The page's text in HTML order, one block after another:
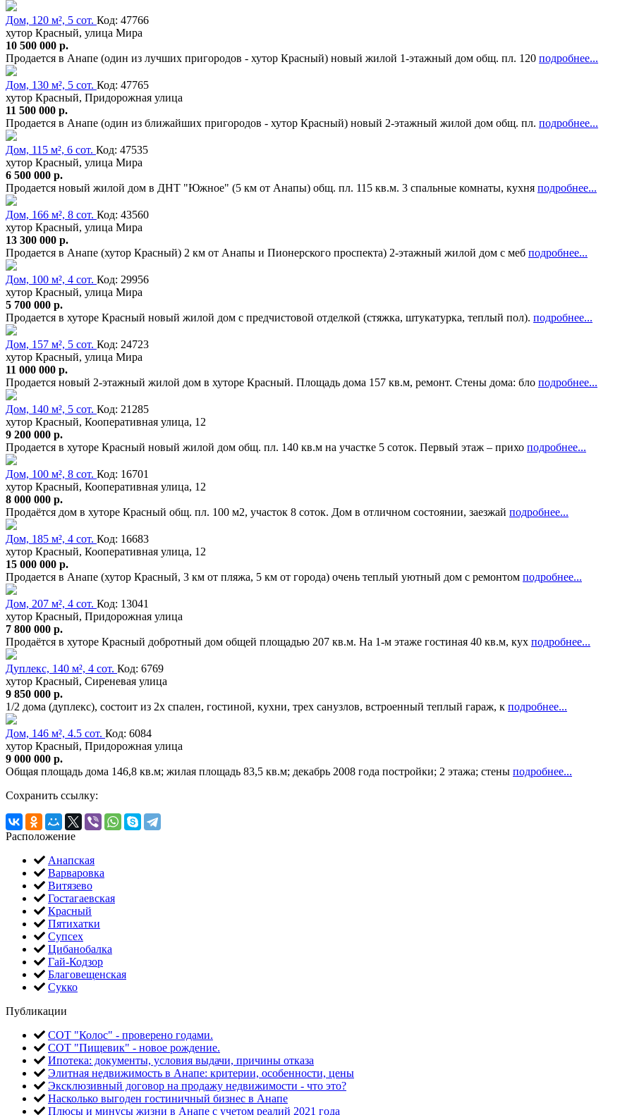
Дом, 120 м², 5 сот. Код: 47766
хутор Красный, улица Мира
10 500 000 р.
Продается в Анапе (один из лучших пригородов - хутор Красный) новый жилой 1-этажный дом общ. пл. 120 подробнее...
Дом, 130 м², 5 сот. Код: 47765
хутор Красный, Придорожная улица
11 500 000 р.
Продается в Анапе (один из ближайших пригородов - хутор Красный) новый 2-этажный жилой дом общ. пл. подробнее...
Дом, 115 м², 6 сот. Код: 47535
хутор Красный, улица Мира
6 500 000 р.
Продается новый жилой дом в ДНТ "Южное" (5 км от Анапы) общ. пл. 115 кв.м. 3 спальные комнаты, кухня подробнее...
Дом, 166 м², 8 сот. Код: 43560
хутор Красный, улица Мира
13 300 000 р.
Продается в Анапе (хутор Красный) 2 км от Анапы и Пионерского проспекта) 2-этажный жилой дом с меб подробнее...
Дом, 100 м², 4 сот. Код: 29956
хутор Красный, улица Мира
5 700 000 р.
Продается в хуторе Красный новый жилой дом с предчистовой отделкой (стяжка, штукатурка, теплый пол). подробнее...
Дом, 157 м², 5 сот. Код: 24723
хутор Красный, улица Мира
11 000 000 р.
Продается новый 2-этажный жилой дом в хуторе Красный. Площадь дома 157 кв.м, ремонт. Стены дома: бло подробнее...
Дом, 140 м², 5 сот. Код: 21285
хутор Красный, Кооперативная улица, 12
9 200 000 р.
Продается в хуторе Красный новый жилой дом общ. пл. 140 кв.м на участке 5 соток. Первый этаж – прихо подробнее...
Дом, 100 м², 8 сот. Код: 16701
хутор Красный, Кооперативная улица, 12
8 000 000 р.
Продаётся дом в хуторе Красный общ. пл. 100 м2, участок 8 соток. Дом в отличном состоянии, заезжай подробнее...
Дом, 185 м², 4 сот. Код: 16683
хутор Красный, Кооперативная улица, 12
15 000 000 р.
Продается в Анапе (хутор Красный, 3 км от пляжа, 5 км от города) очень теплый уютный дом с ремонтом подробнее...
Дом, 207 м², 4 сот. Код: 13041
хутор Красный, Придорожная улица
7 800 000 р.
Продаётся в хуторе Красный добротный дом общей площадью 207 кв.м. На 1-м этаже гостиная 40 кв.м, кух подробнее...
Дуплекс, 140 м², 4 сот. Код: 6769
хутор Красный, Сиреневая улица
9 850 000 р.
1/2 дома (дуплекс), состоит из 2х спален, гостиной, кухни, трех санузлов, встроенный теплый гараж, к подробнее...
Дом, 146 м², 4.5 сот. Код: 6084
хутор Красный, Придорожная улица
9 000 000 р.
Общая площадь дома 146,8 кв.м; жилая площадь 83,5 кв.м; декабрь 2008 года постройки; 2 этажа; стены подробнее...
Сохранить ссылку:
Расположение
Анапская
Варваровка
Витязево
Гостагаевская
Красный
Пятихатки
Супсех
Цибанобалка
Гай-Кодзор
Благовещенская
Сукко
Публикации
СОТ "Колос" - проверено годами.
СОТ "Пищевик" - новое рождение.
Ипотека: документы, условия выдачи, причины отказа
Элитная недвижимость в Анапе: критерии, особенности, цены
Эксклюзивный договор на продажу недвижимости - что это?
Насколько выгоден гостиничный бизнес в Анапе
Плюсы и минусы жизни в Анапе с учетом реалий 2021 года